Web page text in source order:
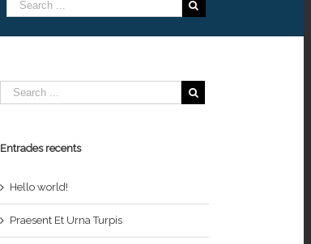
Entrades recents
Hello world!
Praesent Et Urna Turpis